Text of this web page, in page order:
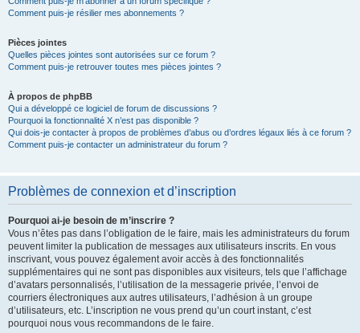
Comment puis-je résilier mes abonnements ?
Pièces jointes
Quelles pièces jointes sont autorisées sur ce forum ?
Comment puis-je retrouver toutes mes pièces jointes ?
À propos de phpBB
Qui a développé ce logiciel de forum de discussions ?
Pourquoi la fonctionnalité X n’est pas disponible ?
Qui dois-je contacter à propos de problèmes d’abus ou d’ordres légaux liés à ce forum ?
Comment puis-je contacter un administrateur du forum ?
Problèmes de connexion et d’inscription
Pourquoi ai-je besoin de m’inscrire ?
Vous n’êtes pas dans l’obligation de le faire, mais les administrateurs du forum
peuvent limiter la publication de messages aux utilisateurs inscrits. En vous
inscrivant, vous pouvez également avoir accès à des fonctionnalités
supplémentaires qui ne sont pas disponibles aux visiteurs, tels que l’affichage
d’avatars personnalisés, l’utilisation de la messagerie privée, l’envoi de
courriers électroniques aux autres utilisateurs, l’adhésion à un groupe
d’utilisateurs, etc. L’inscription ne vous prend qu’un court instant, c’est
pourquoi nous vous recommandons de le faire.